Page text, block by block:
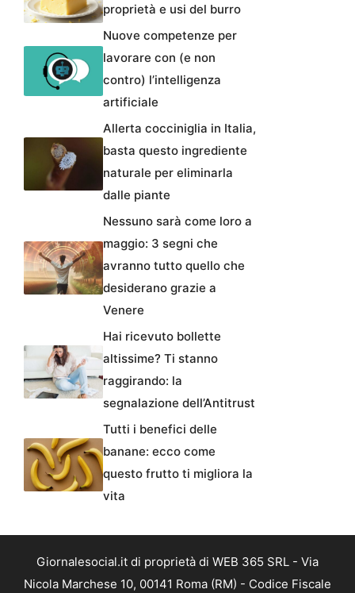
proprietà e usi del burro
Nuove competenze per
lavorare con (e non
contro) l’intelligenza
artificiale
Allerta cocciniglia in Italia,
basta questo ingrediente
naturale per eliminarla
dalle piante
Nessuno sarà come loro a
maggio: 3 segni che
avranno tutto quello che
desiderano grazie a
Venere
Hai ricevuto bollette
altissime? Ti stanno
raggirando: la
segnalazione dell’Antitrust
Tutti i benefici delle
banane: ecco come
questo frutto ti migliora la
vita
Giornalesocial.it di proprietà di WEB 365 SRL - Via
Nicola Marchese 10, 00141 Roma (RM) - Codice Fiscale